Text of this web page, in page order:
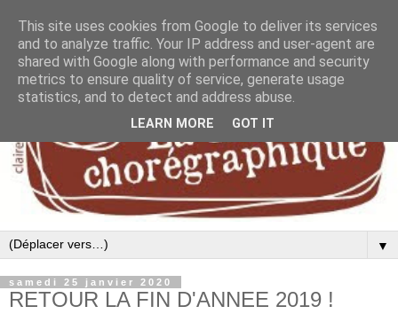
▼
samedi 25 janvier 2020
RETOUR LA FIN D'ANNEE 2019 !
This site uses cookies from Google to deliver its services
and to analyze traffic. Your IP address and user-agent are
shared with Google along with performance and security
metrics to ensure quality of service, generate usage
statistics, and to detect and address abuse.
LEARN MORE GOT IT